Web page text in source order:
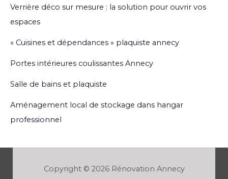
Verrière déco sur mesure : la solution pour ouvrir vos
espaces
« Cuisines et dépendances » plaquiste annecy
Portes intérieures coulissantes Annecy
Salle de bains et plaquiste
Aménagement local de stockage dans hangar
professionnel
Copyright © 2026 Rénovation Annecy